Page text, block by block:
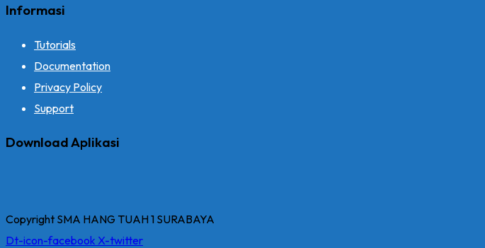
Informasi
Tutorials
Documentation
Privacy Policy
Support
Download Aplikasi
Copyright SMA HANG TUAH 1 SURABAYA
Dt-icon-facebook X-twitter